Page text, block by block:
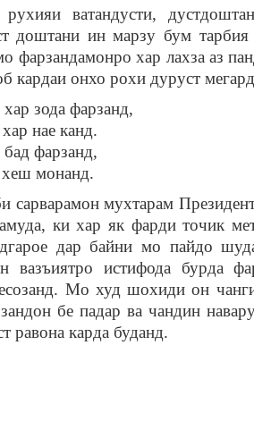
ватандусти,
доштани ин марзу бум
фарзандамонро хар лахза аз
онхо рохи дуруст
зода фарзанд,
нае канд.
фарзанд,
хеш монанд.
сарварамон мухтарам
ки хар як фарди точик
дар байни мо пайдо
вазъиятро истифода бурда
Мо худ шохиди он
бе падар ва чандин
равона карда буданд.